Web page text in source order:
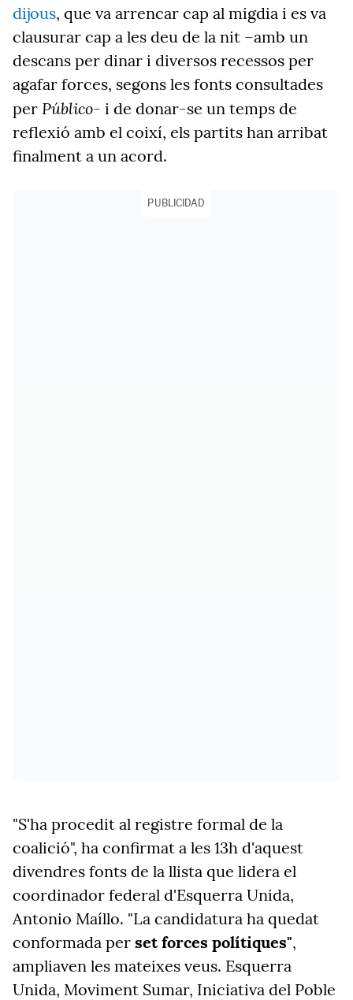
dijous, que va arrencar cap al migdia i es va
clausurar cap a les deu de la nit –amb un
descans per dinar i diversos recessos per
agafar forces, segons les fonts consultades
per Público- i de donar-se un temps de
reflexió amb el coixí, els partits han arribat
finalment a un acord.
PUBLICIDAD
"S'ha procedit al registre formal de la
coalició", ha confirmat a les 13h d'aquest
divendres fonts de la llista que lidera el
coordinador federal d'Esquerra Unida,
Antonio Maíllo. "La candidatura ha quedat
conformada per set forces polítiques",
ampliaven les mateixes veus. Esquerra
Unida, Moviment Sumar, Iniciativa del Poble